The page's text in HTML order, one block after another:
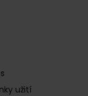
užití